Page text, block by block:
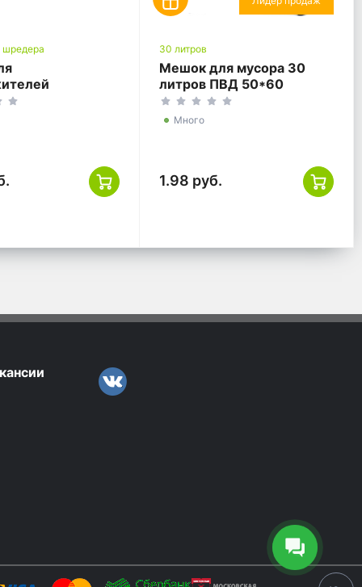
шредера
30л 50*60
30 литров
Мешок для мусора 30
литров ПВД 50*60
черный ГОСТ
Много
1.98 руб.